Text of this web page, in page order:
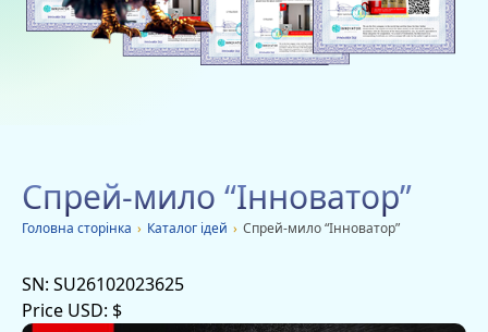
Благодійність
Оголошення
Спрей-мило “Інноватор”
Головна сторiнка › Каталог ідей › Спрей-мило “Інноватор”
SN: SU26102023625
Price USD: $